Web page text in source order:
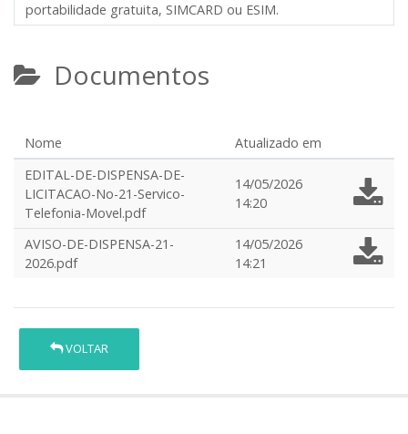
portabilidade gratuita, SIMCARD ou ESIM.
Documentos
Nome
Atualizado em
EDITAL-DE-DISPENSA-DE-
LICITACAO-No-21-Servico-
Telefonia-Movel.pdf
14/05/2026
14:20
AVISO-DE-DISPENSA-21-
2026.pdf
14/05/2026
14:21
VOLTAR